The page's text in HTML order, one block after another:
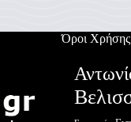
Όροι Χρήσης